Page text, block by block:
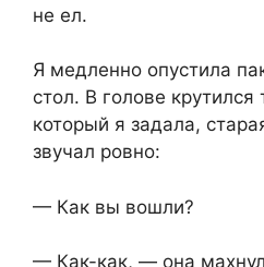
не ел.
Я медленно опустила
стол. В голове крутился
который я задала,
звучал ровно:
— Как вы вошли?
— Как-как, — она